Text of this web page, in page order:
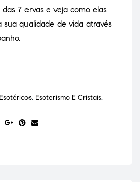
7 ervas e veja como elas
sua qualidade de vida através
, Esoterismo E Cristais,